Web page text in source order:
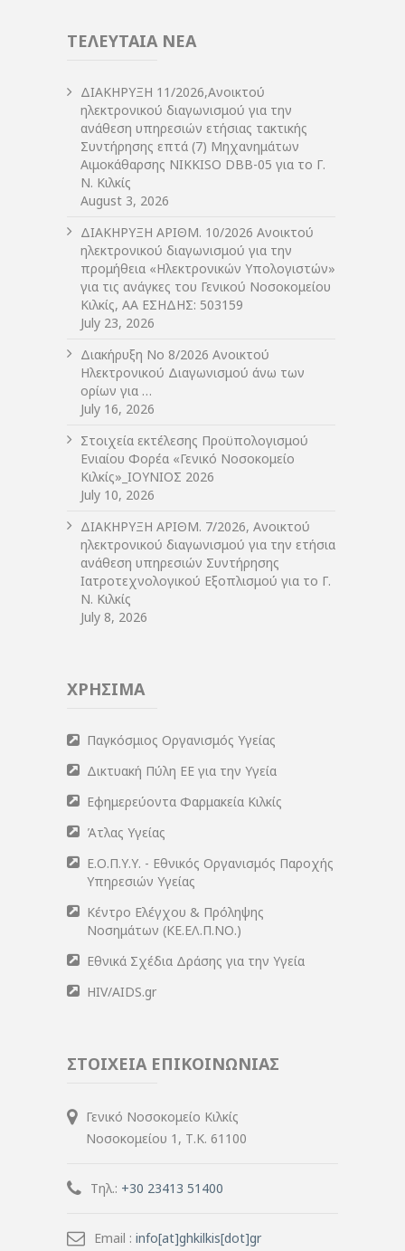
ΤΕΛΕΥΤΑΙΑ ΝΕΑ
ΔIΑΚΗΡΥΞΗ 11/2026,Ανοικτού
ηλεκτρονικού διαγωνισμού για την
ανάθεση υπηρεσιών ετήσιας τακτικής
Συντήρησης επτά (7) Μηχανημάτων
Αιμοκάθαρσης NIKKISO DBB-05 για το Γ.
Ν. Κιλκίς
August 3, 2026
ΔIΑΚΗΡΥΞΗ ΑΡIΘΜ. 10/2026 Ανοικτού
ηλεκτρονικού διαγωνισμού για την
προμήθεια «Ηλεκτρονικών Υπολογιστών»
για τις ανάγκες του Γενικού Νοσοκομείου
Κιλκίς, ΑΑ ΕΣΗΔΗΣ: 503159
July 23, 2026
Διακήρυξη Νο 8/2026 Ανοικτού
Ηλεκτρονικού Διαγωνισμού άνω των
ορίων για …
July 16, 2026
Στοιχεία εκτέλεσης Προϋπολογισμού
Ενιαίου Φορέα «Γενικό Νοσοκομείο
Κιλκίς»_ΙΟΥΝΙΟΣ 2026
July 10, 2026
ΔIΑΚΗΡΥΞΗ ΑΡIΘΜ. 7/2026, Ανοικτού
ηλεκτρονικού διαγωνισμού για την ετήσια
ανάθεση υπηρεσιών Συντήρησης
Ιατροτεχνολογικού Εξοπλισμού για το Γ.
Ν. Κιλκίς
July 8, 2026
ΧΡΗΣΙΜΑ
Παγκόσμιος Οργανισμός Υγείας
Δικτυακή Πύλη ΕΕ για την Υγεία
Εφημερεύοντα Φαρμακεία Κιλκίς
Άτλας Υγείας
Ε.Ο.Π.Υ.Υ. - Εθνικός Οργανισμός Παροχής
Υπηρεσιών Υγείας
Κέντρο Ελέγχου & Πρόληψης
Νοσημάτων (ΚΕ.ΕΛ.Π.ΝΟ.)
Εθνικά Σχέδια Δράσης για την Υγεία
HIV/AIDS.gr
ΣΤΟΙΧΕΙΑ ΕΠΙΚΟΙΝΩΝΙΑΣ
Γενικό Νοσοκομείο Κιλκίς
Νοσοκομείου 1, Τ.Κ. 61100
Τηλ.: +30 23413 51400
Email : info[at]ghkilkis[dot]gr